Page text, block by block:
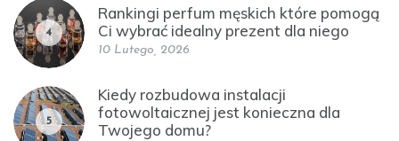
4
Rankingi perfum męskich które pomogą
Ci wybrać idealny prezent dla niego
10 Lutego, 2026
5
Kiedy rozbudowa instalacji
fotowoltaicznej jest konieczna dla
Twojego domu?